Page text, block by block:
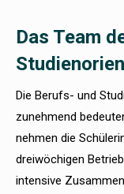
Das Team
Die Berufs- und
zunehmend
nehmen die
dreiwöchigen
intensive